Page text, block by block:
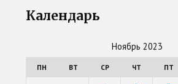
Календарь
Ноябрь 2023
ПН ВТ СР ЧТ ПТ